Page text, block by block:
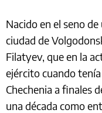
Nacido en el seno
ciudad de
Filatyev, que en la
ejército cuando
Chechenia a finales
una década como